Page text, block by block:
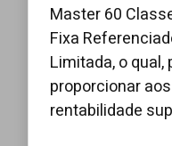
Master 60
Fixa
Limitada, o
proporcionar
rentabilidade